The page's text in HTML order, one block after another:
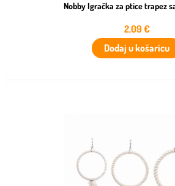
Nobby Igračka za ptice trapez
2,09€
Dodaj u košaricu